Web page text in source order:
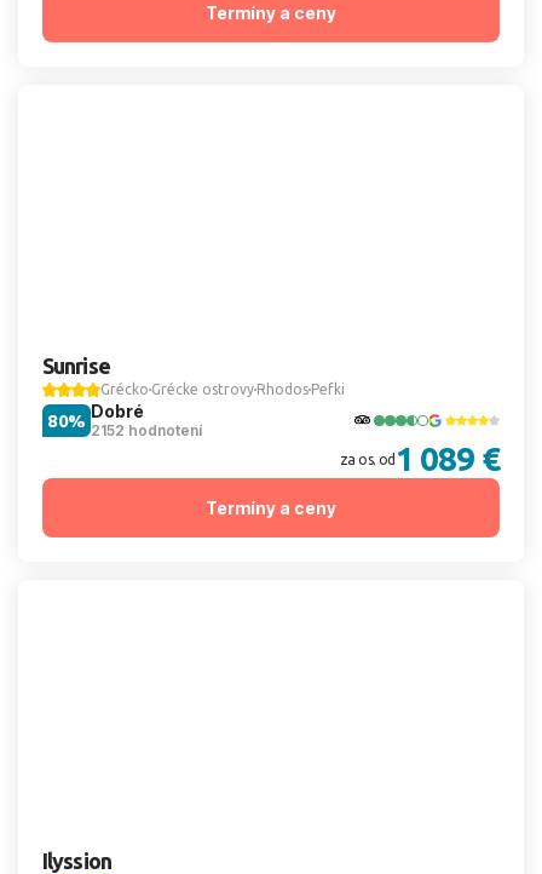
Termíny a ceny
Sunrise
Grécko Grécke ostrovy Rhodos Pefki
Dobré
2152 hodnotení
80%
za os. od 1 089 €
Termíny a ceny
Ilyssion